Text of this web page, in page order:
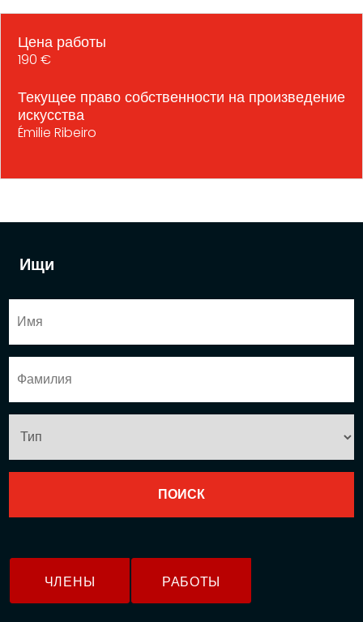
Ищи
ЧЛЕНЫ РАБОТЫ
Цена работы
190 €
Текущее право собственности на произведение
искусства
Émilie Ribeiro